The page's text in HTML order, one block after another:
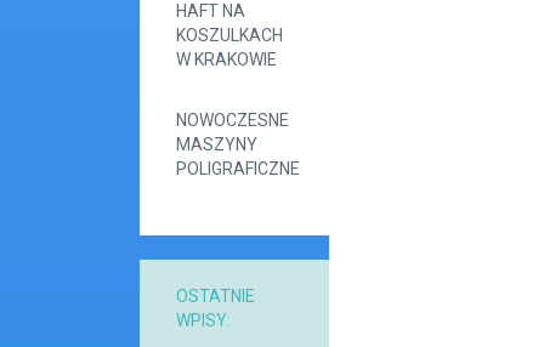
HAFT NA
KOSZULKACH
W KRAKOWIE
NOWOCZESNE
MASZYNY
POLIGRAFICZNE
OSTATNIE
WPISY: